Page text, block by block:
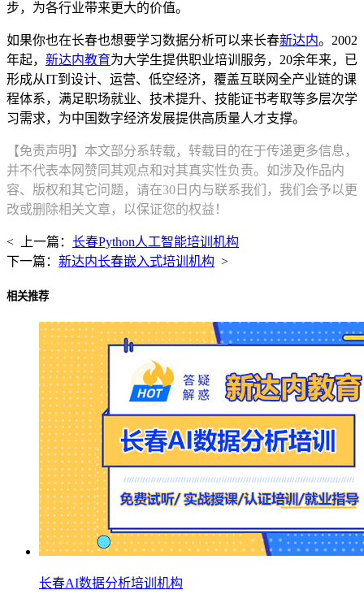
步，为各行业带来更大的价值。
如果你也在长春也想要学习数据分析可以来长春新达内。2002
年起， 新达内教育为大学生提供职业培训服务，20余年来，已
形成从IT到设计、运营、低空经济，覆盖互联网全产业链的课
程体系，满足职场就业、技术提升、技能证书考取等多层次学
习需求，为中国数字经济发展提供高质量人才支撑。
【免责声明】本文部分系转载，转载目的在于传递更多信息，
并不代表本网赞同其观点和对其真实性负责。如涉及作品内
容、版权和其它问题，请在30日内与联系我们，我们会予以更
改或删除相关文章，以保证您的权益！
< 上一篇： 长春Python人工智能培训机构
下一篇： 新达内长春嵌入式培训机构 >
相关推荐
长春AI数据分析培训机构